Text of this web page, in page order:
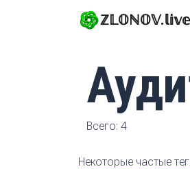
ℤ𝕃𝕆ℕ𝕆𝕍.𝕝𝕚𝕧𝕖
Всего: 4
Некоторые частые